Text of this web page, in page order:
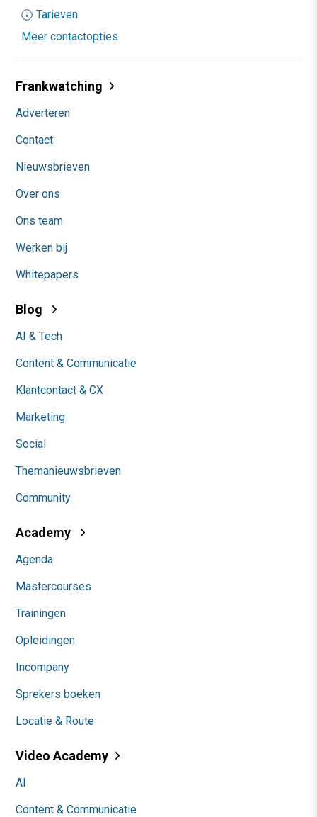
Tarieven
Meer contactopties
Frankwatching
Adverteren
Contact
Nieuwsbrieven
Over ons
Ons team
Werken bij
Whitepapers
Blog
AI & Tech
Content & Communicatie
Klantcontact & CX
Marketing
Social
Themanieuwsbrieven
Community
Academy
Agenda
Mastercourses
Trainingen
Opleidingen
Incompany
Sprekers boeken
Locatie & Route
Video Academy
AI
Content & Communicatie